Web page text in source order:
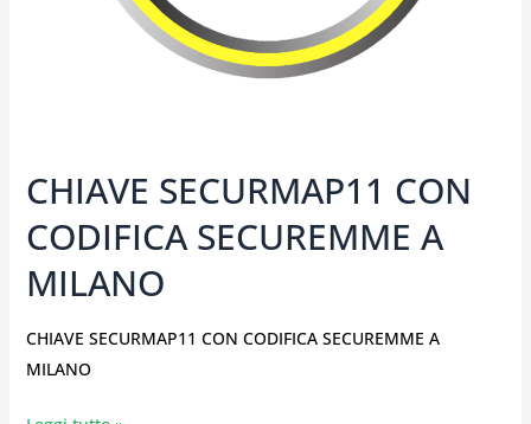
CHIAVE SECURMAP11 CON
CODIFICA SECUREMME A
MILANO
CHIAVE SECURMAP11 CON CODIFICA SECUREMME A
MILANO